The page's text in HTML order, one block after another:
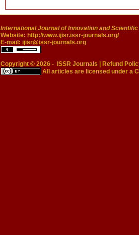
International Journal of Innovation and
Website: http://www.ijisr.issr-journals.org/
E-mail: ijisr@issr-journals.org
Copyright © 2026 - ISSR Journals
Refund
All articles are licensed under a